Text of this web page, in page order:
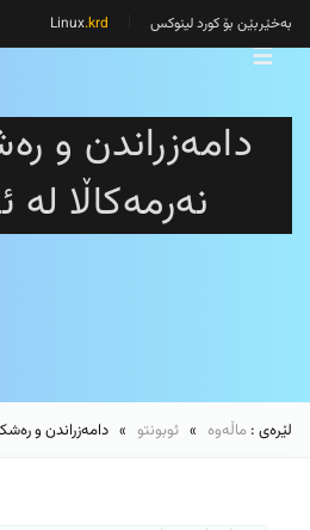
بەخێربێن بۆ کورد لینوکس .krd
☰
دامەزراندن و
نەرمەکاڵا لە
لێرەی : ماڵەوە » ئوبونتو » دامەزراندن و